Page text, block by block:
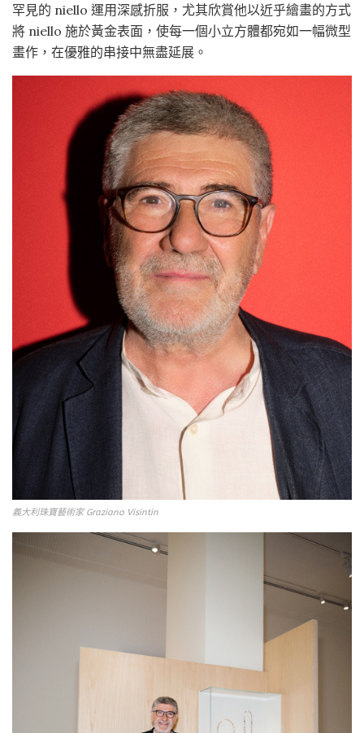
罕見的 niello 運用深感折服，尤其欣賞他以近乎繪畫的方式
將 niello 施於黃金表面，使每一個小立方體都宛如一幅微型
畫作，在優雅的串接中無盡延展。
義大利珠寶藝術家 Graziano Visintin